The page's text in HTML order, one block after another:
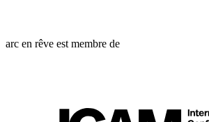
arc en rêve est membre de